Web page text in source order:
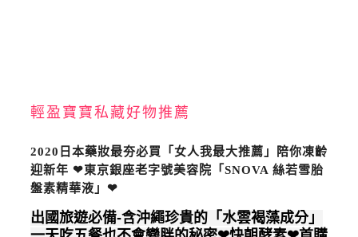
輕盈寶寶私藏好物推薦
2020日本藥妝最夯必買「女人我最大推薦」陪你凍齡
迎新年 ❤東京銀座老字號美容院「SNOVA 絲若雪胎
盤素精華液」❤
出國旅遊必備-含沖繩珍貴的「水雲褐藻成分」